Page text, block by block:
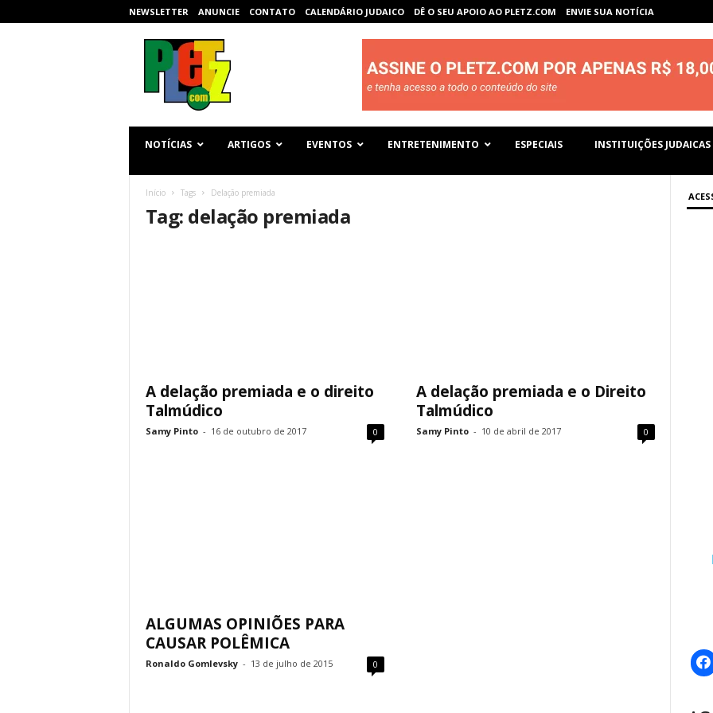
NEWSLETTER ANUNCIE CONTATO CALENDÁRIO JUDAICO DÊ O SEU APOIO AO PLETZ.COM ENVIE SUA NOTÍCIA
NOTÍCIAS ARTIGOS EVENTOS ENTRETENIMENTO ESPECIAIS INSTITUIÇÕES JUDAICAS
Início Tags Delação premiada
Tag: delação premiada
A delação premiada e o direito
Talmúdico
Samy Pinto - 16 de outubro de 2017 0
A delação premiada e o Direito
Talmúdico
Samy Pinto - 10 de abril de 2017 0
ALGUMAS OPINIÕES PARA
CAUSAR POLÊMICA
Ronaldo Gomlevsky - 13 de julho de 2015 0